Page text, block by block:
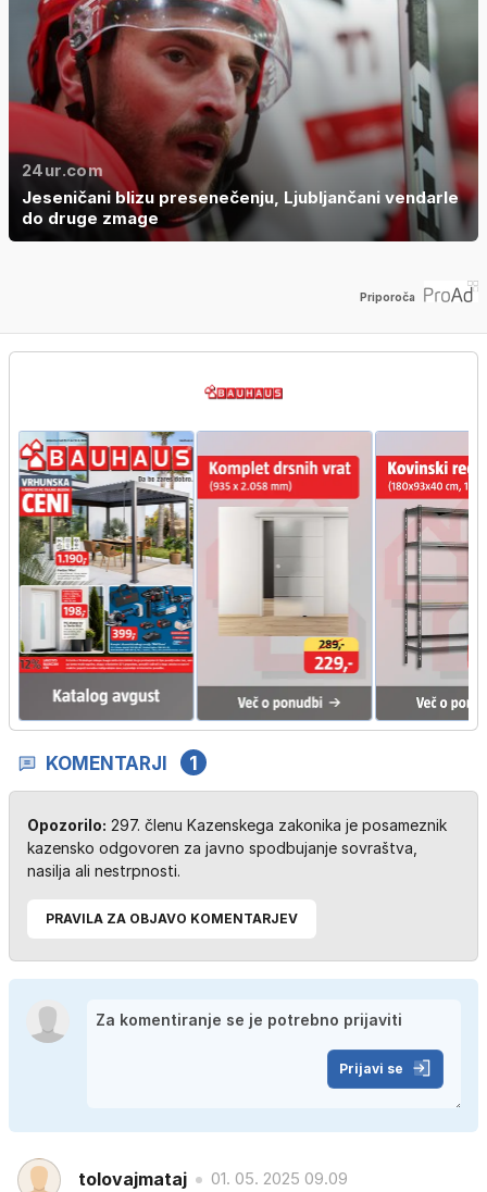
24ur.com
Jeseničani blizu presenečenju, Ljubljančani vendarle
do druge zmage
Priporoča
KOMENTARJI 1
Opozorilo: 297. členu Kazenskega zakonika je posameznik
kazensko odgovoren za javno spodbujanje sovraštva,
nasilja ali nestrpnosti.
PRAVILA ZA OBJAVO KOMENTARJEV
Prijavi se
tolovajmataj 01. 05. 2025 09.09